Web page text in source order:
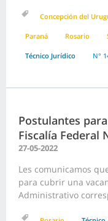
Concepción del
Paraná Rosario
Técnico Jurídico N°
Postulantes
Fiscalía Federal
27-05-2022
Les comunicamos
para cubrir una
Administrativo